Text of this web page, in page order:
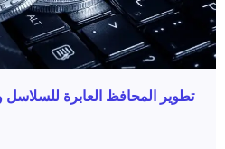
تطوير المحافظ العابرة للسلاسل